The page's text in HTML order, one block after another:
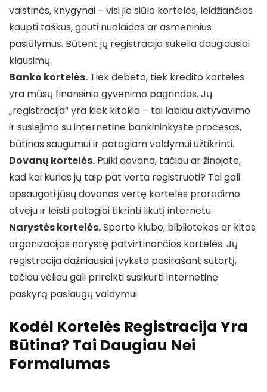
vaistinės, knygynai – visi jie siūlo korteles, leidžiančias
kaupti taškus, gauti nuolaidas ar asmeninius
pasiūlymus. Būtent jų registracija sukelia daugiausiai
klausimų.
Banko kortelės. Tiek debeto, tiek kredito kortelės
yra mūsų finansinio gyvenimo pagrindas. Jų
„registracija“ yra kiek kitokia – tai labiau aktyvavimo
ir susiejimo su internetine bankininkyste procesas,
būtinas saugumui ir patogiam valdymui užtikrinti.
Dovanų kortelės. Puiki dovana, tačiau ar žinojote,
kad kai kurias jų taip pat verta registruoti? Tai gali
apsaugoti jūsų dovanos vertę kortelės praradimo
atveju ir leisti patogiai tikrinti likutį internetu.
Narystės kortelės.Sporto klubo, bibliotekos ar kitos
organizacijos narystę patvirtinančios kortelės. Jų
registracija dažniausiai įvyksta pasirašant sutartį,
tačiau vėliau gali prireikti susikurti internetinę
paskyrą paslaugų valdymui.
Kodėl Kortelės Registracija Yra
Būtina? Tai Daugiau Nei
Formalumas